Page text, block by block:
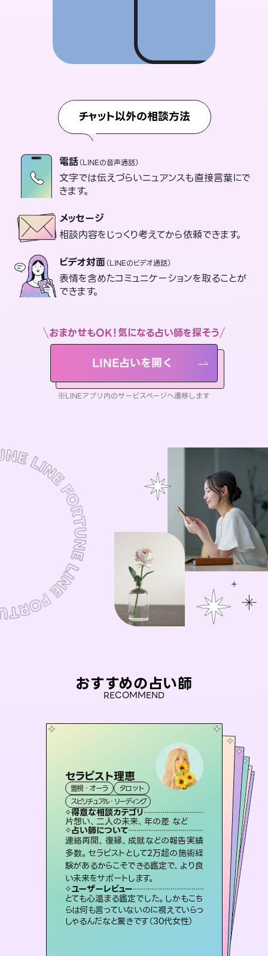
チャット以外の相談方法
電話（LINEの音声通話）
文字では伝えづらいニュアンスも直接言葉にで
きます。
メッセージ
相談内容をじっくり考えてから依頼できます。
ビデオ対面（LINEのビデオ通話）
表情を含めたコミュニケーションを取ることが
できます。
おまかせもOK！気になる占い師を探そう
LINE占いを開く
※LINEアプリ内のサービスページへ遷移します
おすすめの占い師
RECOMMEND
セラピスト理恵
霊視・オーラ
タロット
スピリチュアル・リーディング
得意な相談カテゴリ
片想い、二人の未来、年の差 など
占い師について
連絡再開、復縁、成就などの報告実績
多数。セラピストとして2万超の施術経
験があるからこそできる鑑定で、より良
い未来をサポートします。
ユーザーレビュー
とても心温まる鑑定でした。しかもこち
らは何も言っていないのに視えていらっ
しゃるんだなと驚きです（30代女性）
おう 霊感オラクル
霊視・オーラ
オラクルカード
得意な相談カテゴリ
恋愛総合、あの人の気持ち など
占い師について
霊視×オラクルカードを使って「今」と
「未来」そして「気になるあの人の気持
ち」まで丁寧に読み解き、恋や人生のヒ
ントを優しく引き出します。
ユーザーレビュー
不安な気持ちが嘘みたいに晴れまし
た…！よく視えていらっしゃるんだなと
感じました（40代 女性）
アイリス -iris-
西洋占星術 タロット
ルーン
得意な相談カテゴリ
恋愛総合、片想い、二人の未来 など
占い師について
復縁、恋愛、不倫の行方、同性愛や片
思い、仕事関係や借金問題まで知りた
いことや心の負担になっていることを
紐解き、背中をそっと押して導きます。
ユーザーレビュー
安心感のあり、言い切ってくれる所や濁
さない鑑定のおかげで、毎回自分の気
持ちを整えられます（30代 男性）
彗望（すいぼう
霊視・オーラ
スピリチュアル・リーディング
得意な相談カテゴリ
片想い、あの人の気持ち、復縁 など
占い師について
3,700年以上の歴史を持つ東洋最古の占術「易占」で詳細まで占い、幸せへ向かう道筋を示します。厳しい結果にも具体的な対策をお伝えします。
ユーザーレビュー
複雑な背景もしっかり聞いて鑑定して
いただけました。気持ちが楽になりまし
た（50代 女性）
桃源珠羽
霊視・オーラ
スピリチュアル・リーディング
得意な相談カテゴリ
片想い、あの人の気持ち、復縁 など
占い師について
恋愛のお悩みの中でも特に「曖昧な関
係」の相談を得意としており、友達以上
恋人未満なお相手との今後や本音を丁
寧に読み解き恋愛成就へと導きます。
ユーザーレビュー
鑑定していただいてアドバイス通りに行
動すると仲が復活してきました。ありが
とうございました（40代 女性）
未来視師＊花
霊視・オーラ 心理学
スピリチュアル・リーディング
得意な相談カテゴリ
出逢い、片想い、復縁 など
占い師について
未来には何パターンもの選択肢があり
ます。不安で視えにくくなっているあな
たの素敵な未来を見つけ、その未来を
選択できるようアドバイスします。
ユーザーレビュー
職場の人の性質や人間関係、本心など
本当によく視えていてびっくり。対策が
打てて前向きになれます（40代）